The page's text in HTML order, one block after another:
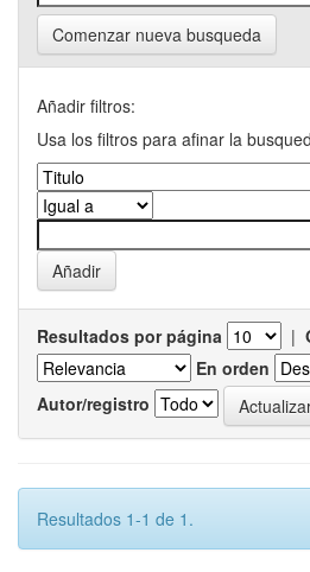
Comenzar nueva busqueda
Añadir filtros:
Usa los filtros para afinar la
Resultados por página |
En orden
Autor/registro
Resultados 1-1 de 1.